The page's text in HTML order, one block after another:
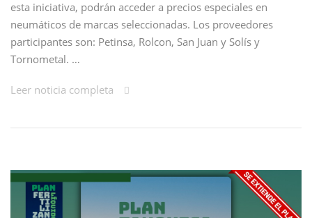
esta iniciativa, podrán acceder a precios especiales en
neumáticos de marcas seleccionadas. Los proveedores
participantes son: Petinsa, Rolcon, San Juan y Solís y
Tornometal. …
Leer noticia completa